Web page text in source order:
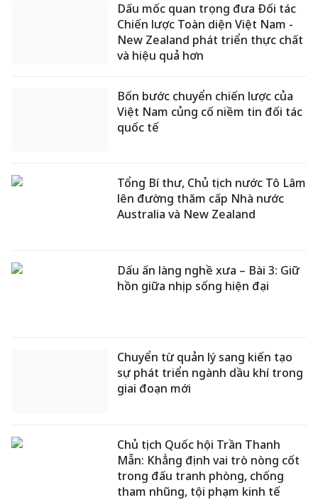
Dấu mốc quan trọng đưa Đối tác
Chiến lược Toàn diện Việt Nam -
New Zealand phát triển thực chất
và hiệu quả hơn
Bốn bước chuyển chiến lược của
Việt Nam củng cố niềm tin đối tác
quốc tế
Tổng Bí thư, Chủ tịch nước Tô Lâm
lên đường thăm cấp Nhà nước
Australia và New Zealand
Dấu ấn làng nghề xưa – Bài 3: Giữ
hồn giữa nhịp sống hiện đại
Chuyển từ quản lý sang kiến tạo
sự phát triển ngành dầu khí trong
giai đoạn mới
Chủ tịch Quốc hội Trần Thanh
Mẫn: Khẳng định vai trò nòng cốt
trong đấu tranh phòng, chống
tham nhũng, tội phạm kinh tế